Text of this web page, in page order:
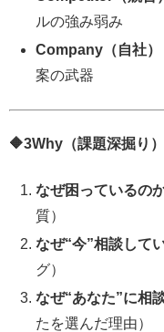
ルの強み弱み
Company（自社）
案の武器
🔶3Why（課題深掘り）
なぜ困っているの
質）
なぜ“今”相談して
グ）
なぜ“あなた”に相
たを選んだ理由）